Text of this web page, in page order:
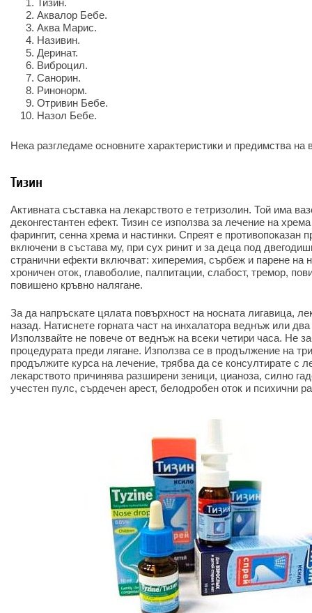
Тизин.
Аквалор Бебе.
Аква Марис.
Називин.
Деринат.
Виброцил.
Санорин.
Ринонорм.
Отривин Бебе.
Назол Бебе.
Нека разгледаме основните характеристики и предимства на
Тизин
Активната съставка на лекарството е тетризолин. Той има
деконгестантен ефект. Тизин се използва за лечение на хрема
фарингит, сенна хрема и настинки. Спреят е противопоказан
включени в състава му, при сух ринит и за деца под
странични ефекти включват: хиперемия, сърбеж и парене на
хроничен оток, главоболие, палпитации, слабост, тремор,
повишено кръвно налягане.
За да напръскате цялата повърхност на носната лигавица,
назад. Натиснете горната част на инхалатора веднъж или
Използвайте не повече от веднъж на всеки четири часа. Не
процедурата преди лягане. Използва се в продължение на
продължите курса на лечение, трябва да се консултирате с
лекарството причинява разширени зеници, цианоза, силно
учестен пулс, сърдечен арест, белодробен оток и психични